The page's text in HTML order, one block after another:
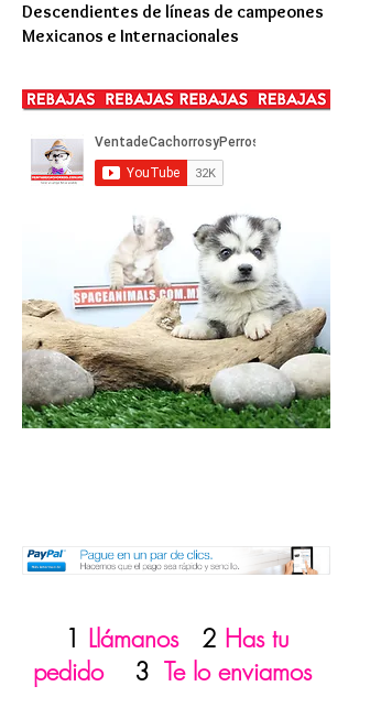
Descendientes de líneas de campeones
Mexicanos e Internacionales
1 Llámanos 2 Has tu
pedido3 Te lo enviamos